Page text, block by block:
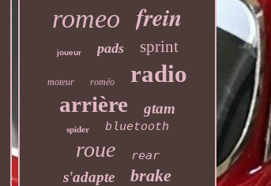
romeo frein
joueur pads sprint
moteur roméo radio
arrière gtam
spider bluetooth
roue rear
s'adapte brake